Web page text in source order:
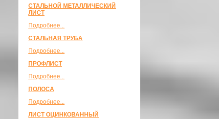
СТАЛЬНОЙ МЕТАЛЛИЧЕСКИЙ
ЛИСТ
Подробнее...
СТАЛЬНАЯ ТРУБА
Подробнее...
ПРОФЛИСТ
Подробнее...
ПОЛОСА
Подробнее...
ЛИСТ ОЦИНКОВАННЫЙ